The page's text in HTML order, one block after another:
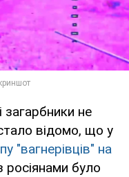
загарбники не
відомо, що у
"вагнерівців" на
росіянами було